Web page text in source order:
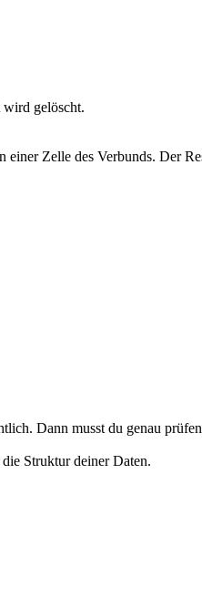
gelöscht.
einer Zelle des Verbunds. Der
Dann musst du genau
Struktur deiner Daten.